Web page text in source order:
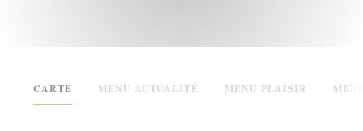
CARTE MENU ACTUALITÉ MENU PLAISIR